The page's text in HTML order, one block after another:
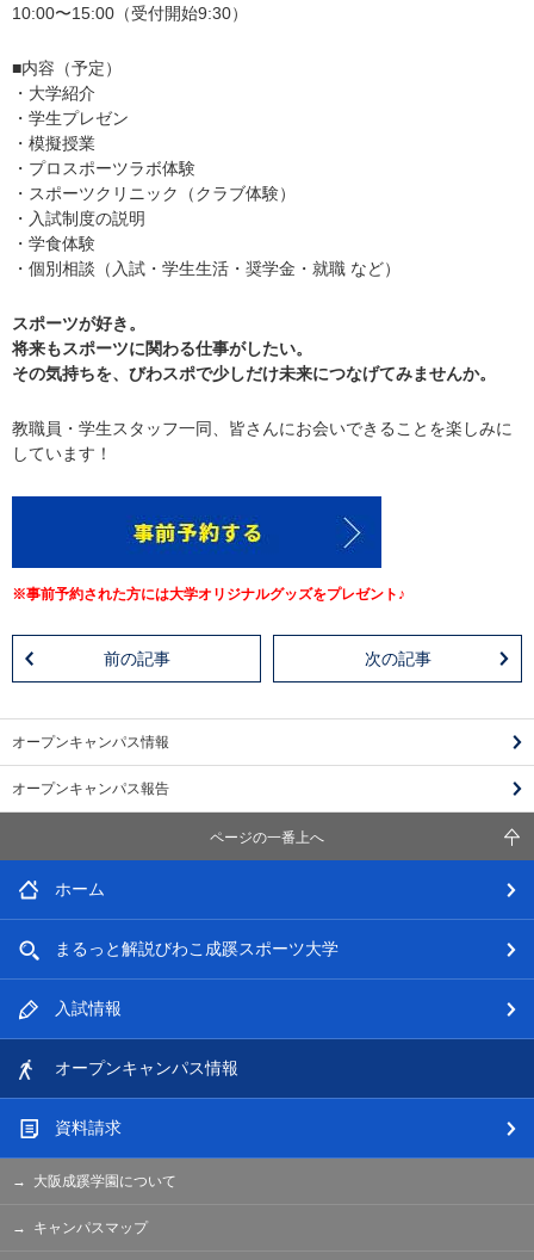
10:00〜15:00（受付開始9:30）
■内容（予定）
・大学紹介
・学生プレゼン
・模擬授業
・プロスポーツラボ体験
・スポーツクリニック（クラブ体験）
・入試制度の説明
・学食体験
・個別相談（入試・学生生活・奨学金・就職 など）
スポーツが好き。
将来もスポーツに関わる仕事がしたい。
その気持ちを、びわスポで少しだけ未来につなげてみませんか。
教職員・学生スタッフ一同、皆さんにお会いできることを楽しみに
しています！
※事前予約された方には大学オリジナルグッズをプレゼント♪
前の記事 次の記事
オープンキャンパス情報
オープンキャンパス報告
ページの一番上へ
ホーム
まるっと解説びわこ成蹊スポーツ大学
入試情報
オープンキャンパス情報
資料請求
大阪成蹊学園について
キャンパスマップ